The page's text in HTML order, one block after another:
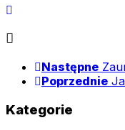
Następne
Poprzednie
Kategorie